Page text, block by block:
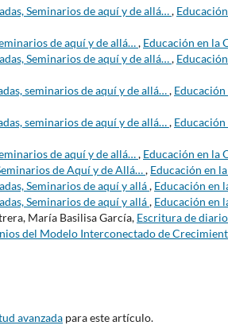
Seminarios de aquí y de allá…,
de aquí y de allá…, Educación en la
Seminarios de aquí y de allá…,
seminarios de aquí y de allá…,
seminarios de aquí y de allá…,
de aquí y de allá…, Educación en la
de Aquí y de Allá…, Educación en
Seminarios de aquí y allá, Educación en
Seminarios de aquí y allá, Educación en
María Basilisa García, Escritura de
del Modelo Interconectado de
avanzada para este artículo.